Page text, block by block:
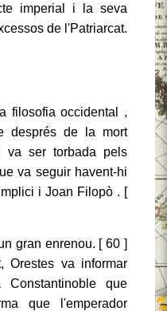
imperial i la seva
de l'Patriarcat.
filosofia occidental ,
després de la mort
va ser torbada pels
va seguir havent-hi
i Joan Filopò . [
gran enrenou. [ 60 ]
Orestes va informar
que
que l'emperador